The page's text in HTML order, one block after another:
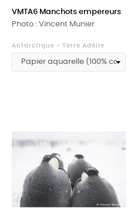
VMTA6 Manchots empereurs
Photo : Vincent Munier
Antarctique - Terre Adélie